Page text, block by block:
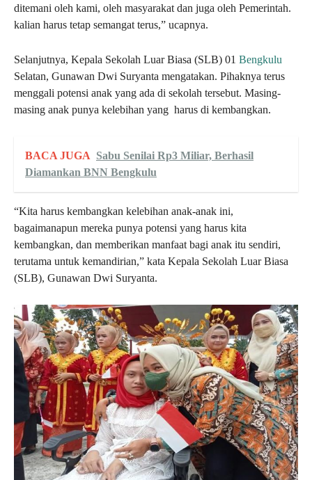
ditemani oleh kami, oleh masyarakat dan juga oleh Pemerintah.
kalian harus tetap semangat terus,” ucapnya.
Selanjutnya, Kepala Sekolah Luar Biasa (SLB) 01 Bengkulu
Selatan, Gunawan Dwi Suryanta mengatakan. Pihaknya terus
menggali potensi anak yang ada di sekolah tersebut. Masing-
masing anak punya kelebihan yang harus di kembangkan.
BACA JUGA Sabu Senilai Rp3 Miliar, Berhasil
Diamankan BNN Bengkulu
“Kita harus kembangkan kelebihan anak-anak ini,
bagaimanapun mereka punya potensi yang harus kita
kembangkan, dan memberikan manfaat bagi anak itu sendiri,
terutama untuk kemandirian,” kata Kepala Sekolah Luar Biasa
(SLB), Gunawan Dwi Suryanta.